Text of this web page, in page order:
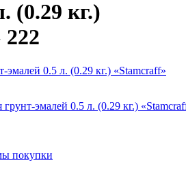
(0.29 кг.)
покупки